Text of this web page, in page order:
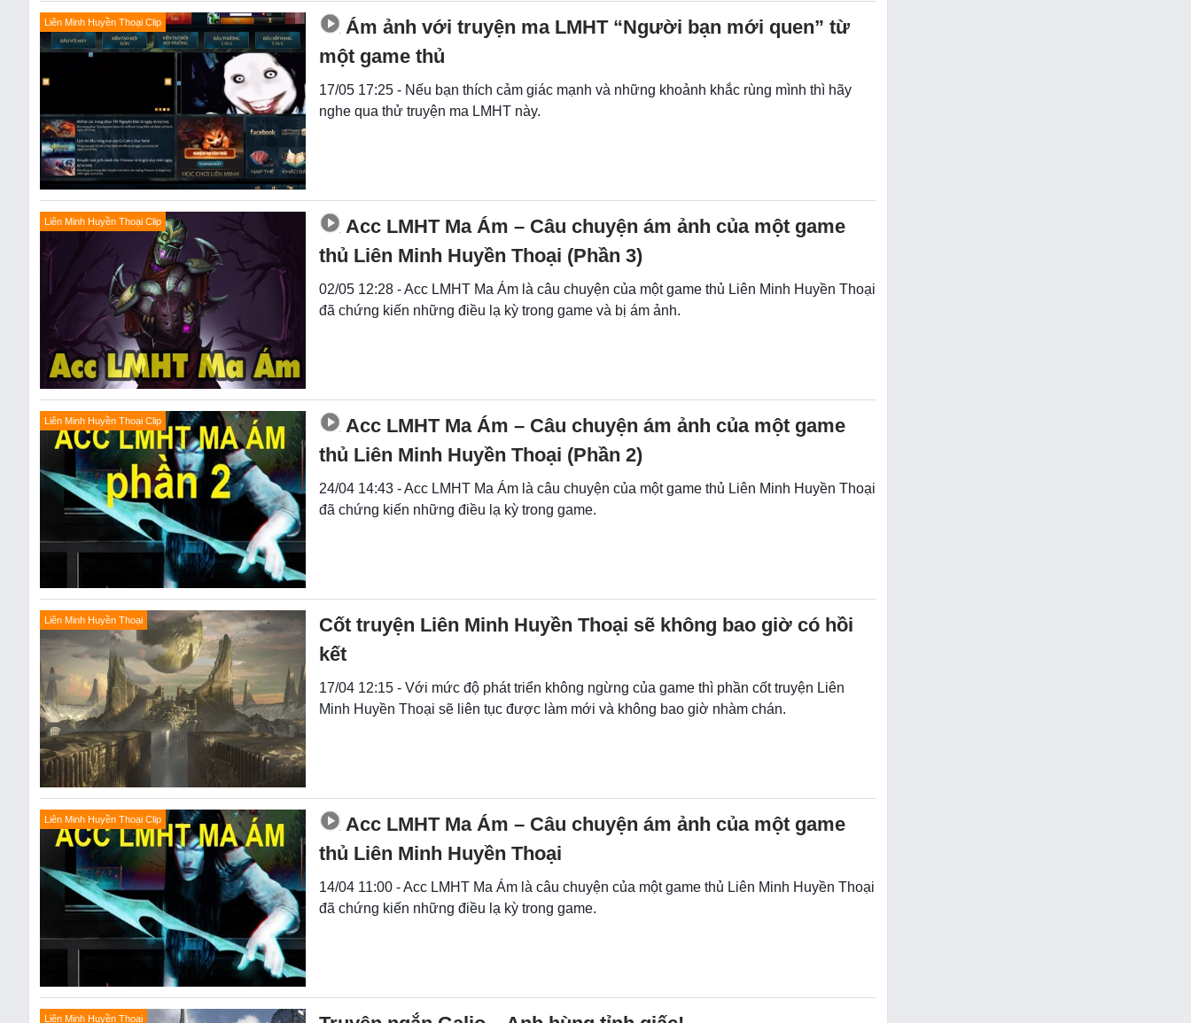
Liên Minh Huyền Thoại Clip
Ám ảnh với truyện ma LMHT “Người bạn mới quen” từ
một game thủ
17/05 17:25 - Nếu bạn thích cảm giác mạnh và những khoảnh khắc rùng mình thì hãy
nghe qua thử truyện ma LMHT này.
Liên Minh Huyền Thoại Clip
Acc LMHT Ma Ám – Câu chuyện ám ảnh của một game
thủ Liên Minh Huyền Thoại (Phần 3)
02/05 12:28 - Acc LMHT Ma Ám là câu chuyện của một game thủ Liên Minh Huyền Thoại
đã chứng kiến những điều lạ kỳ trong game và bị ám ảnh.
Liên Minh Huyền Thoại Clip
Acc LMHT Ma Ám – Câu chuyện ám ảnh của một game
thủ Liên Minh Huyền Thoại (Phần 2)
24/04 14:43 - Acc LMHT Ma Ám là câu chuyện của một game thủ Liên Minh Huyền Thoại
đã chứng kiến những điều lạ kỳ trong game.
Liên Minh Huyền Thoại
Cốt truyện Liên Minh Huyền Thoại sẽ không bao giờ có hồi
kết
17/04 12:15 - Với mức độ phát triển không ngừng của game thì phần cốt truyện Liên
Minh Huyền Thoại sẽ liên tục được làm mới và không bao giờ nhàm chán.
Liên Minh Huyền Thoại Clip
Acc LMHT Ma Ám – Câu chuyện ám ảnh của một game
thủ Liên Minh Huyền Thoại
14/04 11:00 - Acc LMHT Ma Ám là câu chuyện của một game thủ Liên Minh Huyền Thoại
đã chứng kiến những điều lạ kỳ trong game.
Liên Minh Huyền Thoại